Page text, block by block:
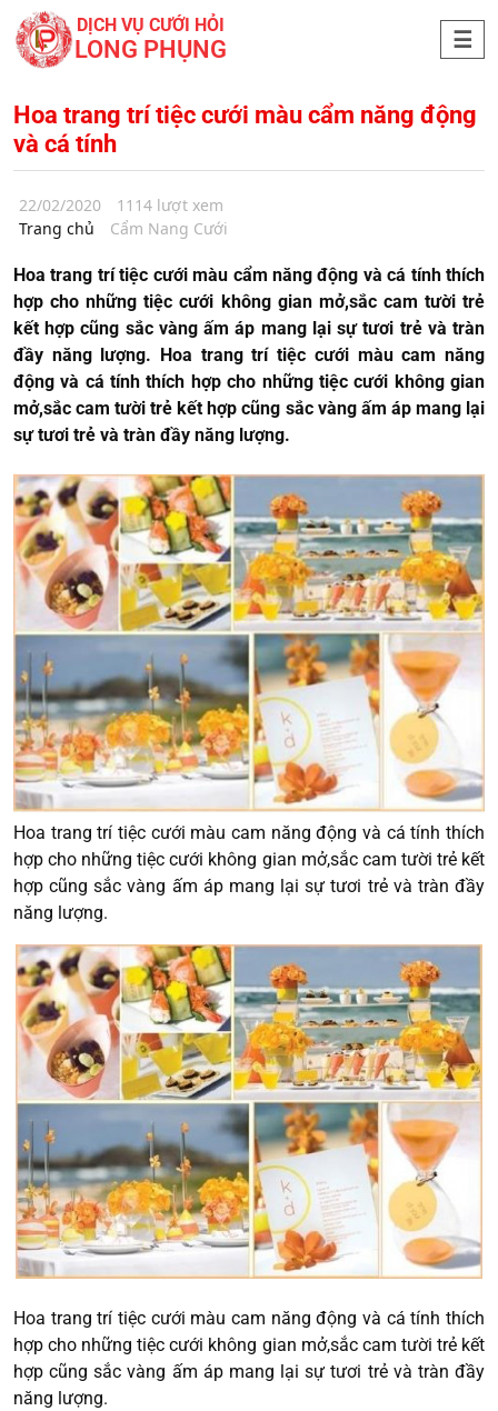
DỊCH VỤ CƯỚI HỎI
LONG PHỤNG
Hoa trang trí tiệc cưới màu cẩm năng động
và cá tính
22/02/2020
1114 lượt xem
Trang chủ
Cẩm Nang Cưới
Hoa trang trí tiệc cưới màu cẩm năng động và cá tính thích
hợp cho những tiệc cưới không gian mở,sắc cam tười trẻ
kết hợp cũng sắc vàng ấm áp mang lại sự tươi trẻ và tràn
đầy năng lượng. Hoa trang trí tiệc cưới màu cam năng
động và cá tính thích hợp cho những tiệc cưới không gian
mở,sắc cam tười trẻ kết hợp cũng sắc vàng ấm áp mang lại
sự tươi trẻ và tràn đầy năng lượng.
Hoa trang trí tiệc cưới màu cam năng động và cá tính thích
hợp cho những tiệc cưới không gian mở,sắc cam tười trẻ kết
hợp cũng sắc vàng ấm áp mang lại sự tươi trẻ và tràn đầy
năng lượng.
Hoa trang trí tiệc cưới màu cam năng động và cá tính thích
hợp cho những tiệc cưới không gian mở,sắc cam tười trẻ kết
hợp cũng sắc vàng ấm áp mang lại sự tươi trẻ và tràn đầy
năng lượng.